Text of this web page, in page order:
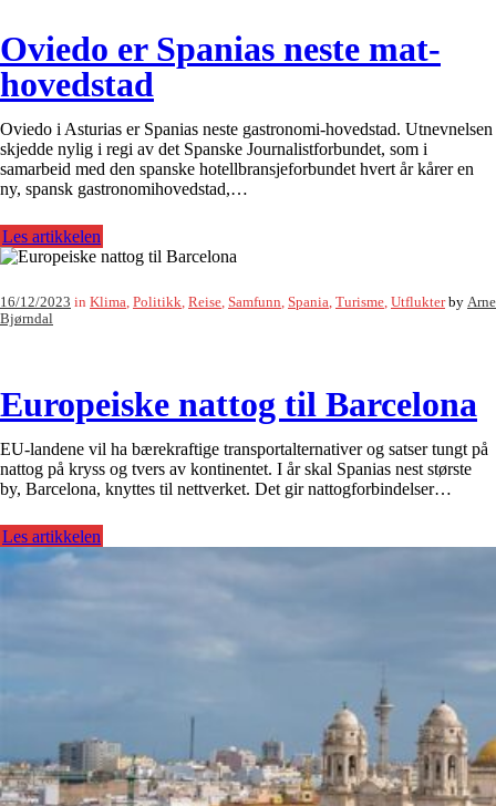
Oviedo er Spanias neste mat-
hovedstad
Oviedo i Asturias er Spanias neste gastronomi-hovedstad. Utnevnelsen
skjedde nylig i regi av det Spanske Journalistforbundet, som i
samarbeid med den spanske hotellbransjeforbundet hvert år kårer en
ny, spansk gastronomihovedstad,…
Les artikkelen
16/12/2023 in Klima Politikk Reise Samfunn Spania Turisme Utflukterby Arne
Bjørndal
Europeiske nattog til Barcelona
EU-landene vil ha bærekraftige transportalternativer og satser tungt på
nattog på kryss og tvers av kontinentet. I år skal Spanias nest største
by, Barcelona, knyttes til nettverket. Det gir nattogforbindelser…
Les artikkelen